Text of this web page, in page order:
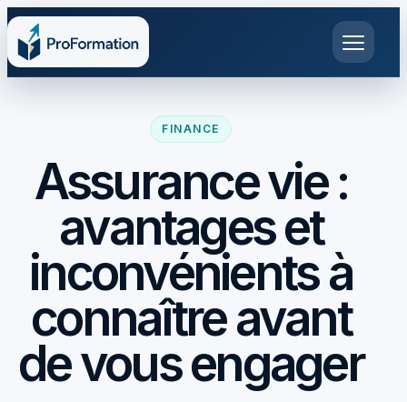
FINANCE
Assurance vie :
avantages et
inconvénients à
connaître avant
de vous engager